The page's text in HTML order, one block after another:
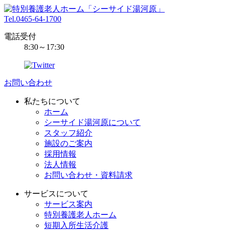
Tel.0465-64-1700
電話受付
8:30～17:30
お問い合わせ
私たちについて
ホーム
シーサイド湯河原について
スタッフ紹介
施設のご案内
採用情報
法人情報
お問い合わせ・資料請求
サービスについて
サービス案内
特別養護老人ホーム
短期入所生活介護